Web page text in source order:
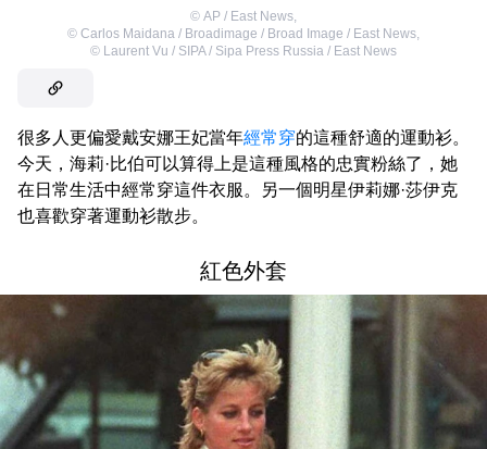
© AP / East News
© Carlos Maidana / Broadimage / Broad Image / East News
© Laurent Vu / SIPA / Sipa Press Russia / East News
很多人更偏愛戴安娜王妃當年經常穿的這種舒適的運動衫。
今天，海莉·比伯可以算得上是這種風格的忠實粉絲了，她
在日常生活中經常穿這件衣服。另一個明星伊莉娜·莎伊克
也喜歡穿著運動衫散步。
紅色外套